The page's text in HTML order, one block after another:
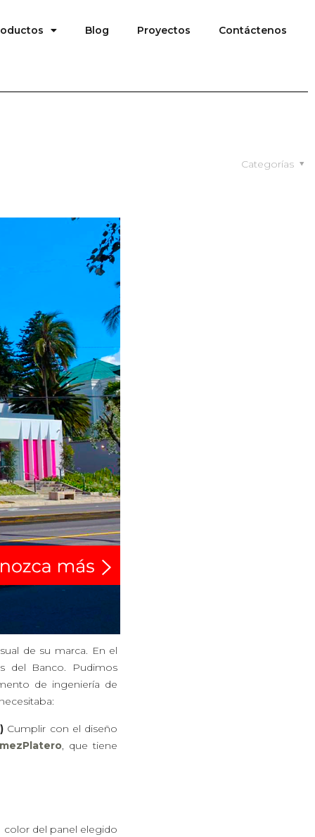
Blog Proyectos Contáctenos
Categorías
de su marca. En el
del Banco. Pudimos
de ingeniería de
Cumplir con el diseño
, que tiene
color del panel elegido